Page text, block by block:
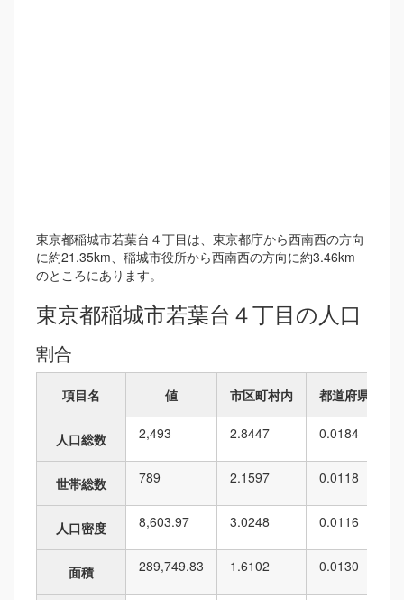
東京都稲城市若葉台４丁目は、東京都庁から西南西の方向
に約21.35km、稲城市役所から西南西の方向に約3.46km
のところにあります。
東京都稲城市若葉台４丁目の人口
割合
項目名 値 市区町村内 都道府県内
人口総数 2,493 2.8447 0.0184
世帯総数 789 2.1597 0.0118
人口密度 8,603.97 3.0248 0.0116
面積 289,749.83 1.6102 0.0130